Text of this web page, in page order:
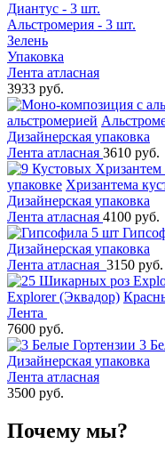
Диантус - 3 шт.
Альстромерия - 3 шт.
Зелень
Упаковка
Лента атласная
3933 руб.
альстромерией
Дизайнерская упаковка
Лента атласная 3610 руб.
упаковке Хризантема
Дизайнерская упаковка
Лента атласная 4100 руб.
Дизайнерская упаковка
Лента атласная 3150 руб.
Explorer (Эквадор)
Лента
7600 руб.
3
Дизайнерская упаковка
Лента атласная
3500 руб.
Почему мы?